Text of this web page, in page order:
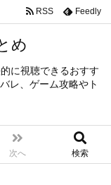
め
に視聴できるおすす
レ、ゲーム攻略やト
次へ 検索
RSS Feedly